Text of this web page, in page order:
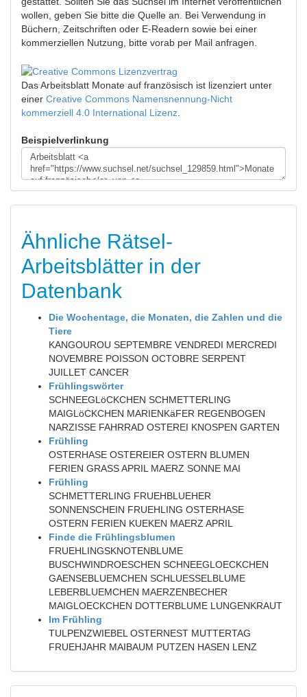
wollen, geben Sie bitte die Quelle an. Bei Verwendung in
Büchern, Zeitschriften oder E-Readern sowie bei einer
kommerziellen Nutzung, bitte vorab per Mail anfragen.
Das Arbeitsblatt Monate auf französisch ist lizenziert unter
einer Creative Commons Namensnennung-Nicht
kommerziell 4.0 International Lizenz
Beispielverlinkung
Ähnliche Rätsel-
Arbeitsblätter in der
Datenbank
Die Wochentage, die Monaten, die Zahlen und die
Tiere
KANGOUROU SEPTEMBRE VENDREDI MERCREDI
NOVEMBRE POISSON OCTOBRE SERPENT
JUILLET CANCER
Frühlingswörter
SCHNEEGLöCKCHEN SCHMETTERLING
MAIGLöCKCHEN MARIENKäFER REGENBOGEN
NARZISSE FAHRRAD OSTEREI KNOSPEN GARTEN
Frühling
OSTERHASE OSTEREIER OSTERN BLUMEN
FERIEN GRASS APRIL MAERZ SONNE MAI
Frühling
SCHMETTERLING FRUEHBLUEHER
SONNENSCHEIN FRUEHLING OSTERHASE
OSTERN FERIEN KUEKEN MAERZ APRIL
Finde die Frühlingsblumen
FRUEHLINGSKNOTENBLUME
BUSCHWINDROESCHEN SCHNEEGLOECKCHEN
GAENSEBLUEMCHEN SCHLUESSELBLUME
LEBERBLUEMCHEN MAERZENBECHER
MAIGLOECKCHEN DOTTERBLUME LUNGENKRAUT
Im Frühling
TULPENZWIEBEL OSTERNEST MUTTERTAG
FRUEHJAHR MAIBAUM PUTZEN HASEN LENZ